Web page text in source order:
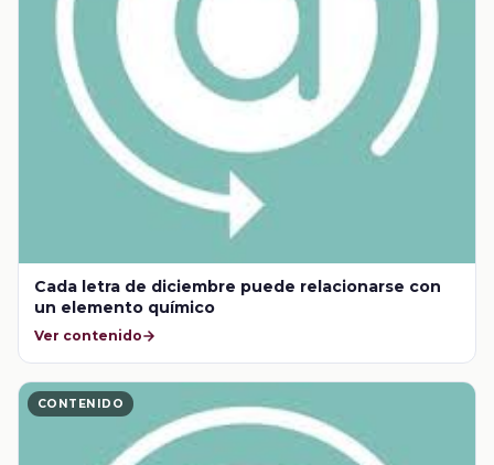
Cada letra de diciembre puede relacionarse con
un elemento químico
Ver contenido
CONTENIDO